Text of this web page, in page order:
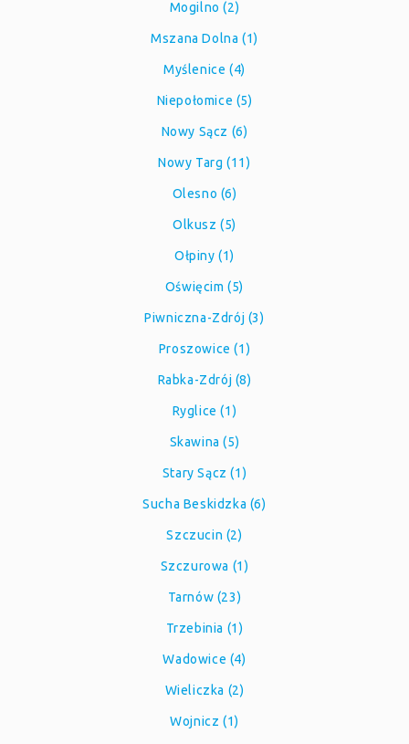
Mogilno (2)
Mszana Dolna (1)
Myślenice (4)
Niepołomice (5)
Nowy Sącz (6)
Nowy Targ (11)
Olesno (6)
Olkusz (5)
Ołpiny (1)
Oświęcim (5)
Piwniczna-Zdrój (3)
Proszowice (1)
Rabka-Zdrój (8)
Ryglice (1)
Skawina (5)
Stary Sącz (1)
Sucha Beskidzka (6)
Szczucin (2)
Szczurowa (1)
Tarnów (23)
Trzebinia (1)
Wadowice (4)
Wieliczka (2)
Wojnicz (1)